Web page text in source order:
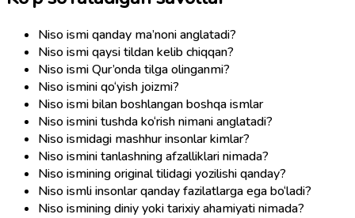
Niso ismi qanday ma’noni anglatadi?
Niso ismi qaysi tildan kelib chiqqan?
Niso ismi Qur’onda tilga olinganmi?
Niso ismini qo‘yish joizmi?
Niso ismi bilan boshlangan boshqa ismlar
Niso ismini tushda ko‘rish nimani anglatadi?
Niso ismidagi mashhur insonlar kimlar?
Niso ismini tanlashning afzalliklari nimada?
Niso ismining original tilidagi yozilishi qanday?
Niso ismli insonlar qanday fazilatlarga ega bo‘ladi?
Niso ismining diniy yoki tarixiy ahamiyati nimada?